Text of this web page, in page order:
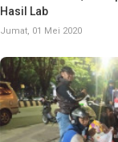
Hasil Lab
Jumat, 01 Mei 2020